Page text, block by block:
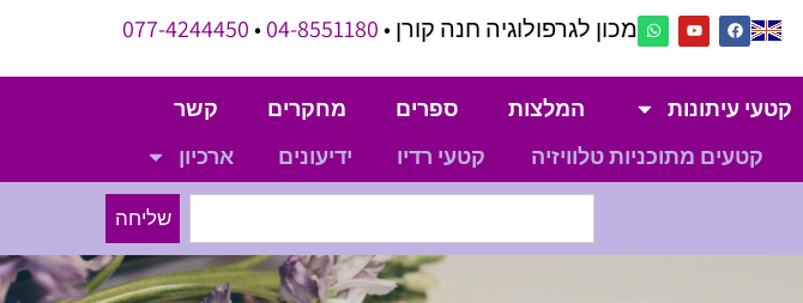
מכון לגרפולוגיה חנה קורן •04-8551180
•
077-4244450
קטעי עיתונות המלצות ספרים מחקרים
קשר
קטעים מתוכניות טלוויזיה קטעי רדיו ידיעונים ארכיון
שליחה